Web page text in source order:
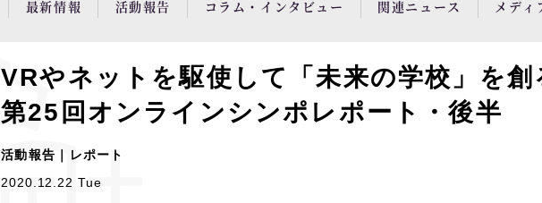
最新情報 活動報告 コラム・インタビュー 関連ニュース メディ
VRやネットを駆使して「未来の学校」を創
第25回オンラインシンポレポート・後半
活動報告｜レポート
2020.12.22 Tue